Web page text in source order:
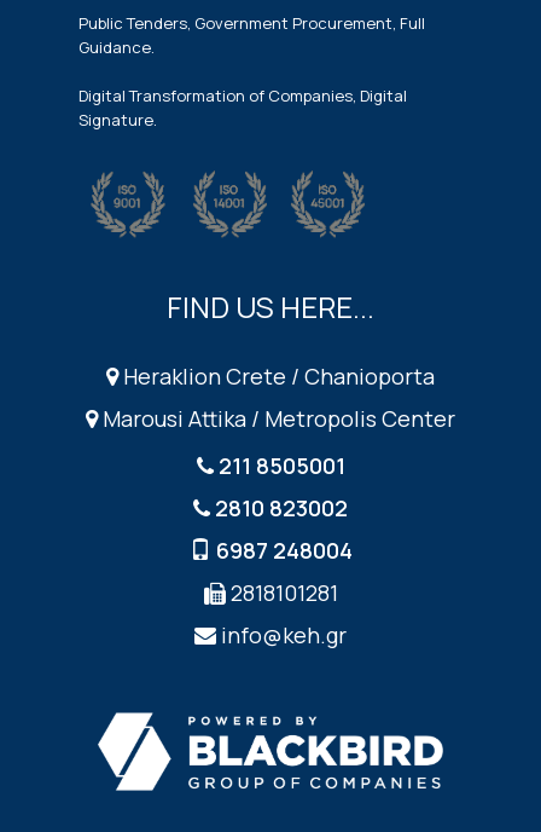
Public Tenders, Government Procurement, Full
Guidance.
Digital Transformation of Companies, Digital
Signature.
FIND US HERE...
Heraklion Crete / Chanioporta
Marousi Attika / Metropolis Center
211 8505001
2810 823002
6987 248004
2818101281
info@keh.gr